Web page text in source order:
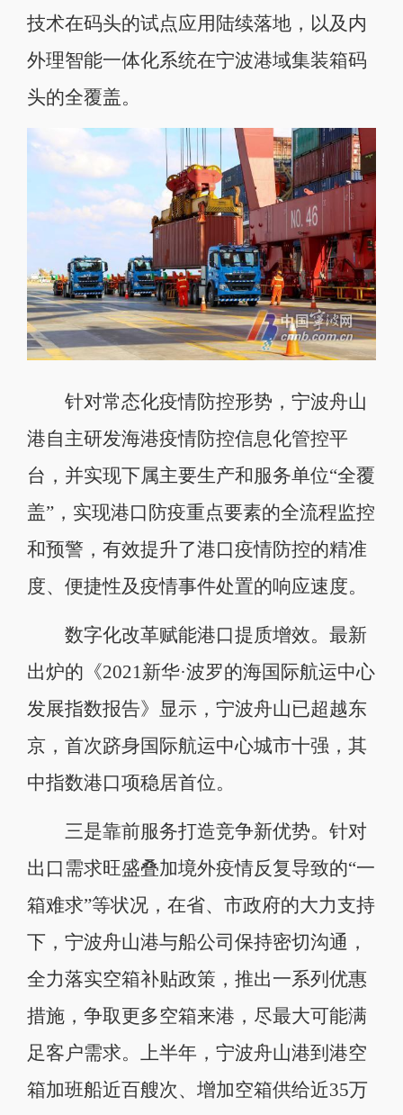
技术在码头的试点应用陆续落地，以及内
外理智能一体化系统在宁波港域集装箱码
头的全覆盖。
针对常态化疫情防控形势，宁波舟山
港自主研发海港疫情防控信息化管控平
台，并实现下属主要生产和服务单位“全覆
盖”，实现港口防疫重点要素的全流程监控
和预警，有效提升了港口疫情防控的精准
度、便捷性及疫情事件处置的响应速度。
数字化改革赋能港口提质增效。最新
出炉的《2021新华·波罗的海国际航运中心
发展指数报告》显示，宁波舟山已超越东
京，首次跻身国际航运中心城市十强，其
中指数港口项稳居首位。
三是靠前服务打造竞争新优势。针对
出口需求旺盛叠加境外疫情反复导致的“一
箱难求”等状况，在省、市政府的大力支持
下，宁波舟山港与船公司保持密切沟通，
全力落实空箱补贴政策，推出一系列优惠
措施，争取更多空箱来港，尽最大可能满
足客户需求。上半年，宁波舟山港到港空
箱加班船近百艘次、增加空箱供给近35万